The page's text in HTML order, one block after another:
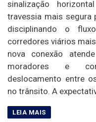
sinalização
travessia mais segura
disciplinando o
corredores viários
nova conexão
moradores e
deslocamento entre
no trânsito. A